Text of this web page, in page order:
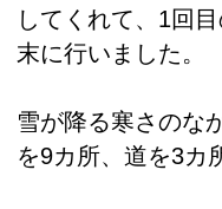
してくれて、1回
末に行いました。
雪が降る寒さのな
を9カ所、道を3カ